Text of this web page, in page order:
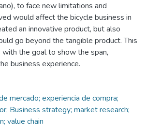
to face new limitations and
would affect the bicycle business in
an innovative product, but also
go beyond the tangible product. This
the goal to show the span,
business experience.
mercado; experiencia de compra;
Business strategy; market research;
value chain